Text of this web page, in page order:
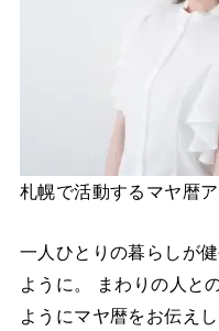
札幌で活動するマヤ暦
一人ひとりの暮らしが
ように。 まわりの人と
ようにマヤ暦をお伝え